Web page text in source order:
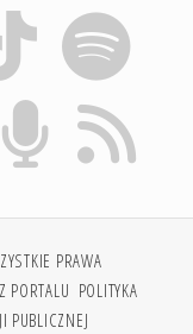
PRAWA
PORTALU POLITYKA
PUBLICZNEJ